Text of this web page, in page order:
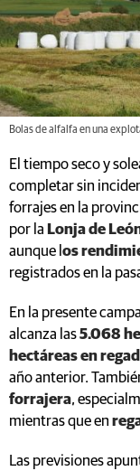
Bolas de alfalfa en una
El tiempo seco y
completar sin
forrajes en la
por la Lonja de
aunque l os
registrados en la
En la presente
alcanza las5.068
hectáreas en
año anterior.
forrajera,
mientras que en
Las previsiones